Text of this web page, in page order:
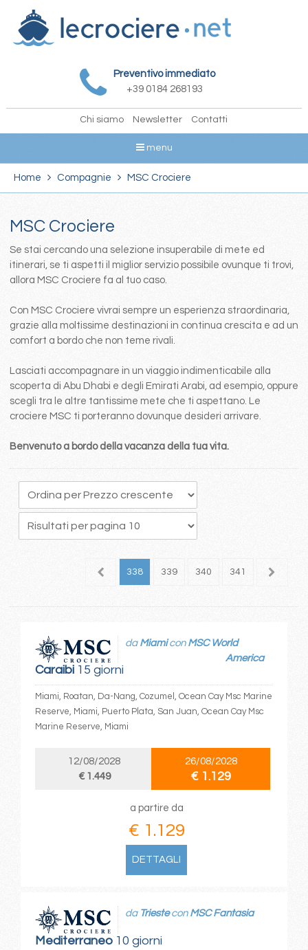
Preventivo immediato
+39 0184 268193
Chi siamo Newsletter Contatti
menu
Home Compagnie MSC Crociere
MSC Crociere
Se stai cercando una selezione insuperabile di mete ed
itinerari, se ti aspetti il miglior servizio possibile ovunque ti trovi,
allora MSC Crociere fa al tuo caso.
Con MSC Crociere vivrai sempre un esperienza straordinaria,
grazie alla moltissime destinazioni in continua crescita e ad un
comfort a bordo che non teme rivali.
Lasciati accompagnare in un viaggio indimenticabile alla
scoperta di Abu Dhabi e degli Emirati Arabi, ad esempio, oppure
scegli tra le altre tantissime mete che ti aspettano. Le
crociere MSC ti porteranno dovunque desideri arrivare.
Benvenuto a bordo della vacanza della tua vita.
337 338 339 340 341 342
Caraibi15 giorni
da Miamicon MSC World
America
Miami, Roatan, Da-Nang, Cozumel, Ocean Cay Msc Marine
Reserve, Miami, Puerto Plata, San Juan, Ocean Cay Msc
Marine Reserve, Miami
12/08/2028
€ 1.449
26/08/2028
€ 1.129
a partire da
€ 1.129
DETTAGLI
Mediterraneo10 giorni
da Triestecon MSC Fantasia